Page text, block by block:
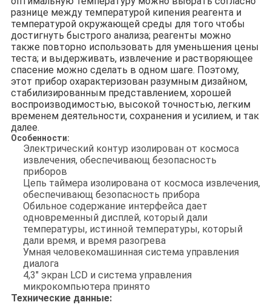
разнице между температурой кипения реагента и
температурой окружающей среды для того чтобы
достигнуть быстрого анализа; реагенты можно
также повторно использовать для уменьшения цены
теста; и выдерживать, извлечение и растворяющее
спасение можно сделать в одном шаге. Поэтому,
этот прибор охарактеризован разумным дизайном,
стабилизированным представлением, хорошей
воспроизводимостью, высокой точностью, легким
временем деятельности, сохранения и усилием, и так
далее.
Особенности:
Электрический контур изолирован от космоса
извлечения, обеспечивающ безопасность
приборов
Цепь таймера изолирована от космоса извлечения,
обеспечивающ безопасность прибора
Обильное содержание интерфейса дает
одновременный дисплей, который дали
температуры, истинной температуры, который
дали время, и время разогрева
Умная человекомашинная система управления
диалога
4,3" экран LCD и система управления
микрокомпьютера принято
Технические данные: